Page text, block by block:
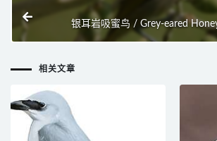
银耳岩吸蜜鸟 / Grey-eared
相关文章